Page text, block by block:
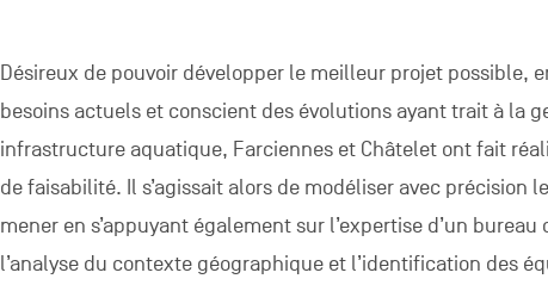
Désireux de pouvoir développer le meilleur projet possible,
besoins actuels et conscient des évolutions ayant trait à la
infrastructure aquatique, Farciennes et Châtelet ont fait
de faisabilité. Il s’agissait alors de modéliser avec précision
mener en s’appuyant également sur l’expertise d’un bureau
l’analyse du contexte géographique et l’identification des